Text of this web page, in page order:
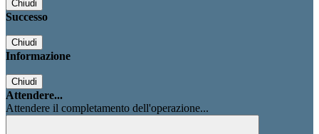
Chiudi
Successo
Chiudi
Informazione
Chiudi
Attendere...
Attendere il completamento dell'operazione...